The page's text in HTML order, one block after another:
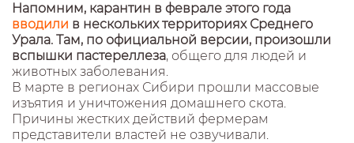
Напомним, карантин в феврале этого года
вводили в нескольких территориях Среднего
Урала. Там, по официальной версии, произошли
вспышки пастереллеза, общего для людей и
животных заболевания.
В марте в регионах Сибири прошли массовые
изъятия и уничтожения домашнего скота.
Причины жестких действий фермерам
представители властей не озвучивали.